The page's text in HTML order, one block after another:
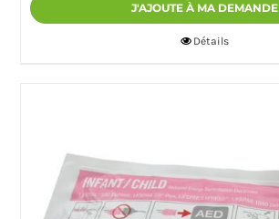
J'AJOUTE À MA DEMANDE
Détails